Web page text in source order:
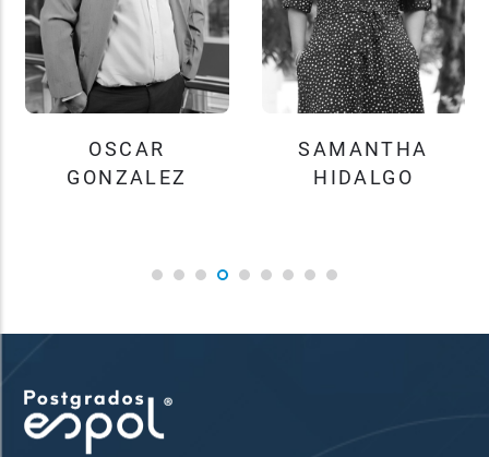
OSCAR
GONZALEZ
SAMANTHA
HIDALGO